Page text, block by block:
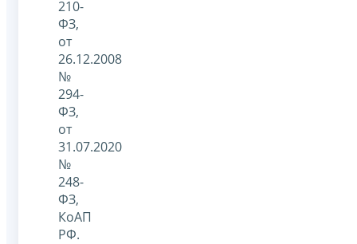
210-
ФЗ,
от
26.12.2008
№
294-
ФЗ,
от
31.07.2020
№
248-
ФЗ,
КоАП
РФ.